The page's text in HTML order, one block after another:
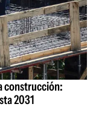
construcción:
2031